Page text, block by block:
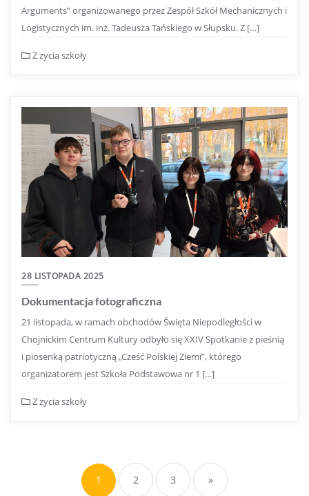
Arguments” organizowanego przez Zespół Szkół Mechanicznych i
Logistycznych im. inż. Tadeusza Tańskiego w Słupsku. Z […]
Z życia szkoły
28 LISTOPADA 2025
Dokumentacja fotograficzna
21 listopada, w ramach obchodów Święta Niepodległości w
Chojnickim Centrum Kultury odbyło się XXIV Spotkanie z pieśnią
i piosenką patriotyczną „Cześć Polskiej Ziemi”, którego
organizatorem jest Szkoła Podstawowa nr 1 […]
Z życia szkoły
1 2 3 »